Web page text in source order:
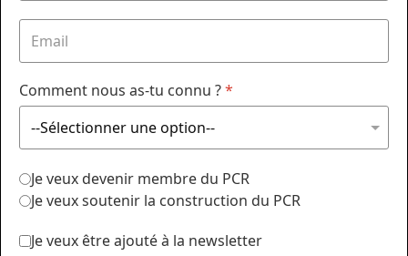
Comment nous as-tu connu ?*
Je veux devenir membre du PCR
Je veux soutenir la construction du PCR
Je veux être ajouté à la newsletter